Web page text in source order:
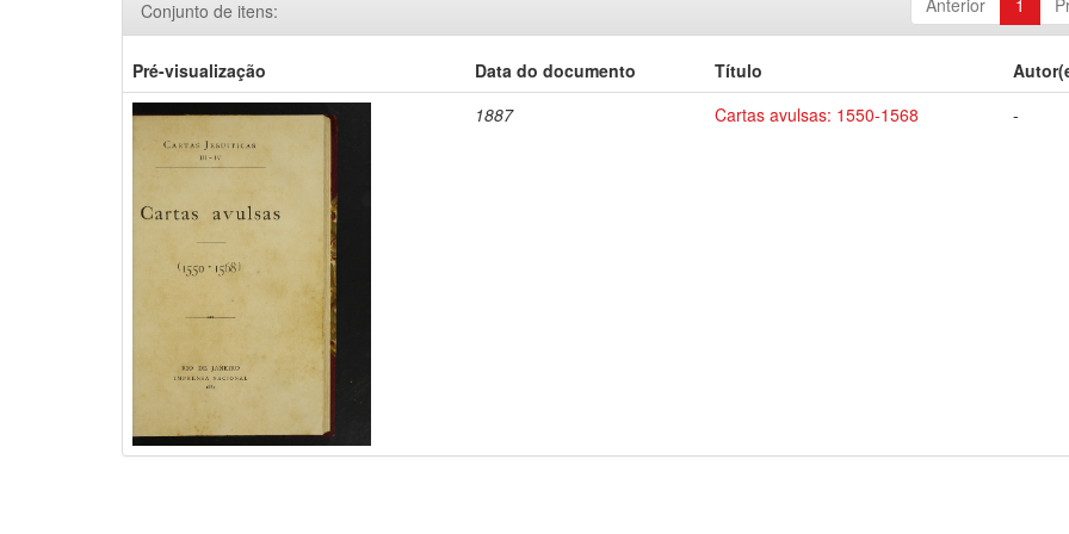
Anterior 1
Conjunto de itens:
Pré-visualização Data do documento Título
1887
Cartas avulsas: 1550-1568 -